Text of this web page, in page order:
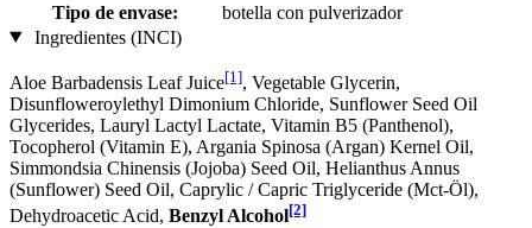
Tipo de envase:
botella con pulverizador
Ingredientes (INCI)
Aloe Barbadensis Leaf Juice[1], Vegetable Glycerin,
Disunfloweroylethyl Dimonium Chloride, Sunflower Seed Oil
Glycerides, Lauryl Lactyl Lactate, Vitamin B5 (Panthenol),
Tocopherol (Vitamin E), Argania Spinosa (Argan) Kernel Oil,
Simmondsia Chinensis (Jojoba) Seed Oil, Helianthus Annus
(Sunflower) Seed Oil, Caprylic / Capric Triglyceride (Mct-Öl),
Dehydroacetic Acid, Benzyl Alcohol[2]